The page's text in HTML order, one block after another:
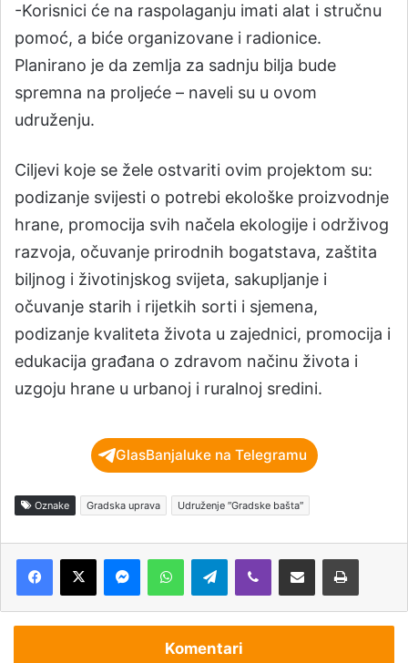
-Korisnici će na raspolaganju imati alat i stručnu
pomoć, a biće organizovane i radionice.
Planirano je da zemlja za sadnju bilja bude
spremna na proljeće – naveli su u ovom
udruženju.
Ciljevi koje se žele ostvariti ovim projektom su:
podizanje svijesti o potrebi ekološke proizvodnje
hrane, promocija svih načela ekologije i održivog
razvoja, očuvanje prirodnih bogatstava, zaštita
biljnog i životinjskog svijeta, sakupljanje i
očuvanje starih i rijetkih sorti i sjemena,
podizanje kvaliteta života u zajednici, promocija i
edukacija građana o zdravom načinu života i
uzgoju hrane u urbanoj i ruralnoj sredini.
GlasBanjaluke na Telegramu
Oznake Gradska uprava Udruženje ″Gradske bašta″
Telegram
Komentari